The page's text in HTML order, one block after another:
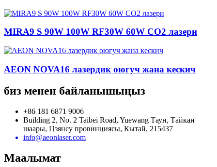
MIRA9 S 90W 100W RF30W 60W CO2 лазери
AEON NOVA16 лазердик оюгуч жана кескич
биз менен байланышыңыз
+86 181 6871 9006
Building 2, No. 2 Taibei Road, Yuewang Таун, Тайкан
шаары, Цзянсу провинциясы, Кытай, 215437
info@aeonlaser.com
Маалымат